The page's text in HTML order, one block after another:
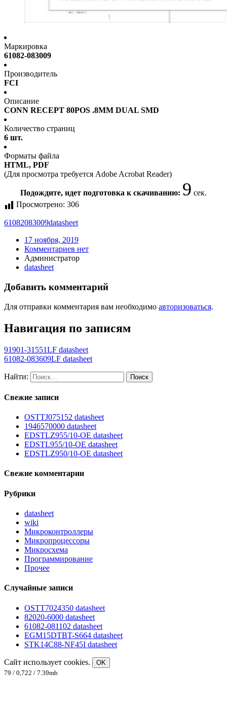
Маркировка
61082-083009
Производитель
FCI
Описание
CONN RECEPT 80POS .8MM DUAL SMD
Количество страниц
6 шт.
Форматы файла
HTML, PDF
(Для просмотра требуется Adobe Acrobat Reader)
Подождите, идет подготовка к скачиванию: 9 сек.
Просмотрено: 306
61082083009datasheet
17 ноября, 2019
Комментариев нет
Администратор
datasheet
Добавить комментарий
Для отправки комментария вам необходимо авторизоваться.
Навигация по записям
91901-31551LF datasheet
61082-083609LF datasheet
Найти:
Свежие записи
OSTTJ075152 datasheet
1946570000 datasheet
EDSTLZ955/10-OE datasheet
EDSTL955/10-OE datasheet
EDSTLZ950/10-OE datasheet
Свежие комментарии
Рубрики
datasheet
wiki
Микроконтроллеры
Микропроцессоры
Микросхема
Программирование
Прочее
Случайные записи
OSTT7024350 datasheet
82020-6000 datasheet
61082-081102 datasheet
EGM15DTBT-S664 datasheet
STK14C88-NF45I datasheet
Сайт использует cookies.
OK
79 / 0,722 / 7.39mb